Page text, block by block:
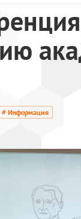
# Информация